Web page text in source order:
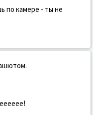
по камере - ты не